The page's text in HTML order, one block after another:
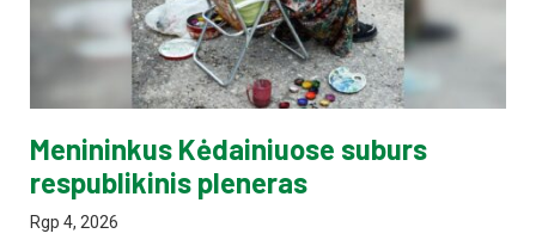
Menininkus Kėdainiuose suburs
respublikinis pleneras
Rgp 4, 2026